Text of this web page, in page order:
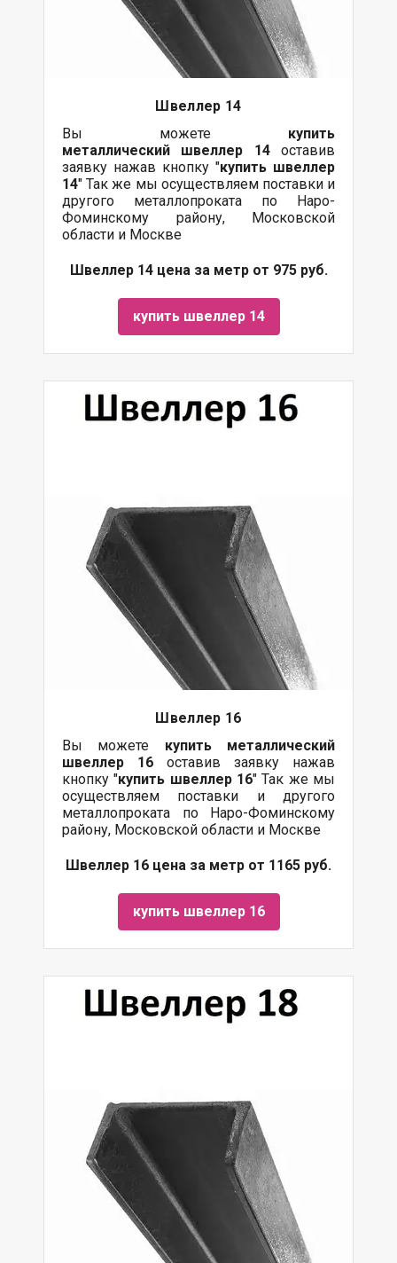
Швеллер 14
Вы можете купить
металлический швеллер 14оставив
заявку нажав кнопку "купить швеллер
14" Так же мы осуществляем поставки и
другого металлопроката по Наро-
Фоминскому району, Московской
области и Москве
Швеллер 14 цена за метр от 975 руб.
купить швеллер 14
Швеллер 16
Вы можете купить металлический
швеллер 16 оставив заявку нажав
кнопку "купить швеллер 16" Так же мы
осуществляем поставки и другого
металлопроката по Наро-Фоминскому
району, Московской области и Москве
Швеллер 16 цена за метр от 1165 руб.
купить швеллер 16